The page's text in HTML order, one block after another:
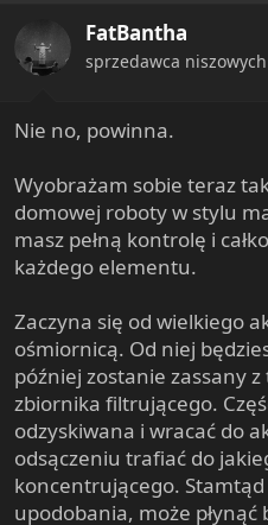
FatBantha
sprzedawca
Nie no, powinna.
Wyobrażam sobie teraz
domowej roboty w stylu
masz pełną kontrolę i
każdego elementu.
Zaczyna się od wielkiego
ośmiornicą. Od niej
później zostanie zassany
zbiornika filtrującego.
odzyskiwana i wracać do
odsączeniu trafiać do
koncentrującego. Stamtąd
upodobania, może